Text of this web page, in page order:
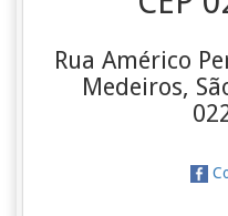
Rua Américo
Medeiros,